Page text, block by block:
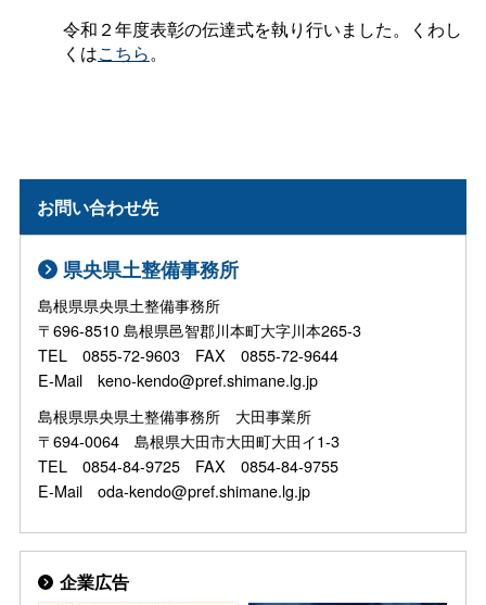
令和２年度表彰の伝達式を執り行いました。くわし
くはこちら。
お問い合わせ先
県央県土整備事務所
島根県県央県土整備事務所
〒696-8510 島根県邑智郡川本町大字川本265-3
TEL 0855-72-9603 FAX 0855-72-9644
E-Mail keno-kendo@pref.shimane.lg.jp
島根県県央県土整備事務所 大田事業所
〒694-0064 島根県大田市大田町大田イ1-3
TEL 0854-84-9725 FAX 0854-84-9755
E-Mail oda-kendo@pref.shimane.lg.jp
企業広告